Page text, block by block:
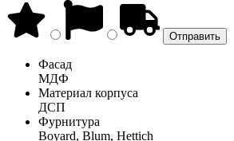
Фасад
МДФ
Материал корпуса
ДСП
Фурнитура
Boyard, Blum, Hettich